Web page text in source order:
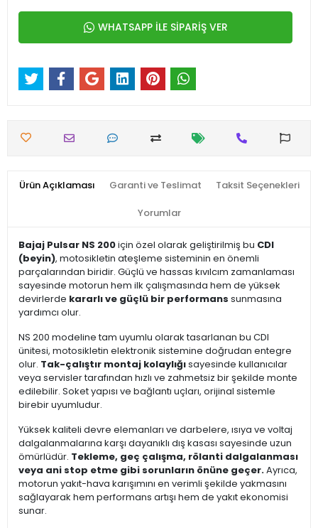
WHATSAPP İLE SİPARİŞ VER
Ürün Açıklaması Garanti ve Teslimat Taksit Seçenekleri
Yorumlar
Bajaj Pulsar NS 200için özel olarak geliştirilmiş bu CDI
(beyin), motosikletin ateşleme sisteminin en önemli
parçalarından biridir. Güçlü ve hassas kıvılcım zamanlaması
sayesinde motorun hem ilk çalışmasında hem de yüksek
devirlerde kararlı ve güçlü bir performans sunmasına
yardımcı olur.
NS 200 modeline tam uyumlu olarak tasarlanan bu CDI
ünitesi, motosikletin elektronik sistemine doğrudan entegre
olur. Tak-çalıştır montaj kolaylığısayesinde kullanıcılar
veya servisler tarafından hızlı ve zahmetsiz bir şekilde monte
edilebilir. Soket yapısı ve bağlantı uçları, orijinal sistemle
birebir uyumludur.
Yüksek kaliteli devre elemanları ve darbelere, ısıya ve voltaj
dalgalanmalarına karşı dayanıklı dış kasası sayesinde uzun
ömürlüdür. Tekleme, geç çalışma, rölanti dalgalanması
veya ani stop etme gibi sorunların önüne geçer.Ayrıca,
motorun yakıt-hava karışımını en verimli şekilde yakmasını
sağlayarak hem performans artışı hem de yakıt ekonomisi
sunar.